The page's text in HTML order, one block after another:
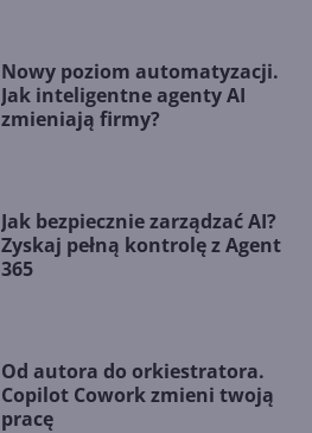
Nowy poziom automatyzacji.
Jak inteligentne agenty AI
zmieniają firmy?
Jak bezpiecznie zarządzać AI?
Zyskaj pełną kontrolę z Agent
365
Od autora do orkiestratora.
Copilot Cowork zmieni twoją
pracę